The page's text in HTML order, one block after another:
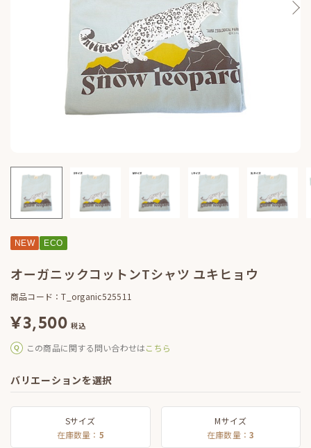
NEW ECO
オーガニックコットンTシャツ ユキヒョウ
商品コード：T_organic525511
¥3,500 税込
この商品に関する問い合わせはこちら
バリエーションを選択
Sサイズ
在庫数量： 5
Mサイズ
在庫数量：3